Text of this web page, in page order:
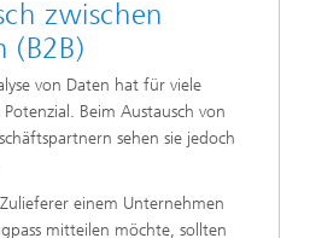
zwischen
(B2B)
von Daten hat für viele
Beim Austausch von
sehen sie jedoch
einem Unternehmen
mitteilen möchte, sollten